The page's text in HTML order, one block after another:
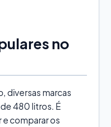
no
diversas marcas
480 litros. É
comparar os